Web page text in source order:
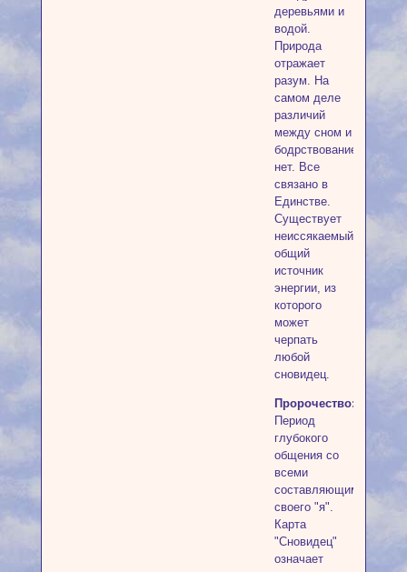
деревьями и
водой.
Природа
отражает
разум. На
самом деле
различий
между сном и
бодрствованием
нет. Все
связано в
Единстве.
Существует
неиссякаемый
общий
источник
энергии, из
которого
может
черпать
любой
сновидец.
Пророчество:
Период
глубокого
общения со
всеми
составляющими
своего "я".
Карта
"Сновидец"
означает